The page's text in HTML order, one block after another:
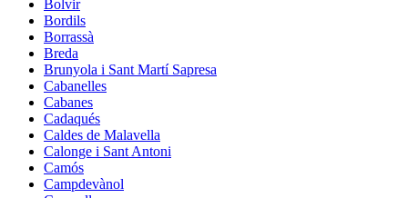
Bolvir
Bordils
Borrassà
Breda
Brunyola i Sant Martí Sapresa
Cabanelles
Cabanes
Cadaqués
Caldes de Malavella
Calonge i Sant Antoni
Camós
Campdevànol